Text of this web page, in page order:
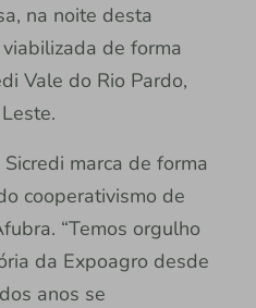
na noite desta
de forma
Vale do Rio Pardo,
marca de forma
cooperativismo de
“Temos orgulho
da Expoagro desde
anos se